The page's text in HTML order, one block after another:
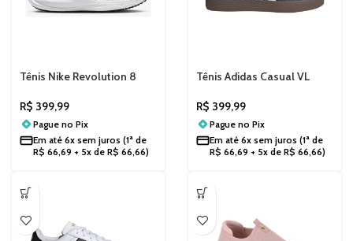
Tênis Nike Revolution 8
R$ 399,99
Pague no Pix
Em até 6x sem juros (1ª de
R$ 66,69 + 5x de R$ 66,66)
Tênis Adidas Casual VL
R$ 399,99
Pague no Pix
Em até 6x sem juros (1ª de
R$ 66,69 + 5x de R$ 66,66)